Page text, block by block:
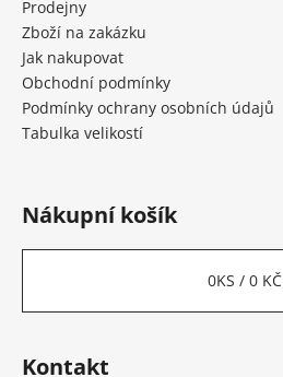
Prodejny
Zboží na zakázku
Jak nakupovat
Obchodní podmínky
Podmínky ochrany osobních údajů
Tabulka velikostí
Nákupní košík
0KS / 0 KČ
Kontakt